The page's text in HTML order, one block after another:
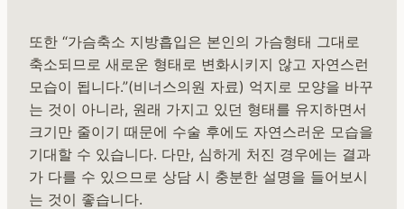
또한 “가슴축소 지방흡입은 본인의 가슴형태 그대로
축소되므로 새로운 형태로 변화시키지 않고 자연스런
모습이 됩니다.”(비너스의원 자료) 억지로 모양을 바꾸
는 것이 아니라, 원래 가지고 있던 형태를 유지하면서
크기만 줄이기 때문에 수술 후에도 자연스러운 모습을
기대할 수 있습니다. 다만, 심하게 처진 경우에는 결과
가 다를 수 있으므로 상담 시 충분한 설명을 들어보시
는 것이 좋습니다.